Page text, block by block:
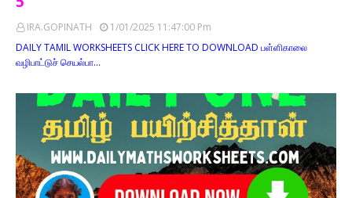
IRA.GOPINATH
1/01/2025 11:47:00 Pm
DAILY TAMIL WORKSHEETS CLICK HERE TO DOWNLOAD பள்ளிகாலை
வழிபாட்டுச் செயல்பா…